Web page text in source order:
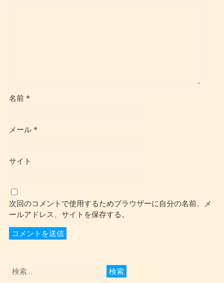
名前 *
メール *
サイト
次回のコメントで使用するためブラウザーに自分の名前、メ
ールアドレス、サイトを保存する。